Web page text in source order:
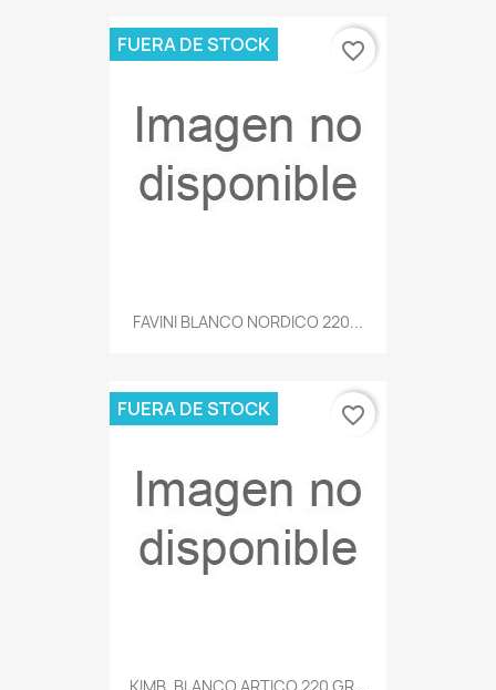
FAVINI BLANCO NORDICO 220...
FUERA DE STOCK favorite_border
KIMB. BLANCO ARTICO 220 GR...
FUERA DE STOCK favorite_border